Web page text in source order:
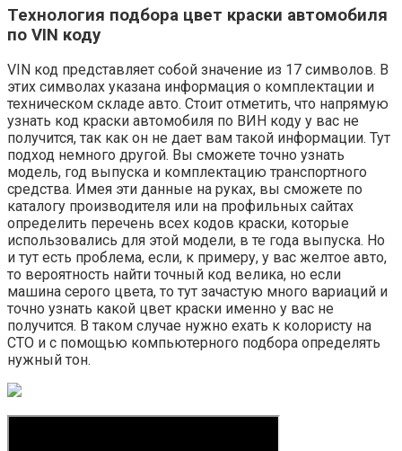
Технология подбора цвет краски автомобиля
по VIN коду
VIN код представляет собой значение из 17 символов. В
этих символах указана информация о комплектации и
техническом складе авто. Стоит отметить, что напрямую
узнать код краски автомобиля по ВИН коду у вас не
получится, так как он не дает вам такой информации. Тут
подход немного другой. Вы сможете точно узнать
модель, год выпуска и комплектацию транспортного
средства. Имея эти данные на руках, вы сможете по
каталогу производителя или на профильных сайтах
определить перечень всех кодов краски, которые
использовались для этой модели, в те года выпуска. Но
и тут есть проблема, если, к примеру, у вас желтое авто,
то вероятность найти точный код велика, но если
машина серого цвета, то тут зачастую много вариаций и
точно узнать какой цвет краски именно у вас не
получится. В таком случае нужно ехать к колористу на
СТО и с помощью компьютерного подбора определять
нужный тон.